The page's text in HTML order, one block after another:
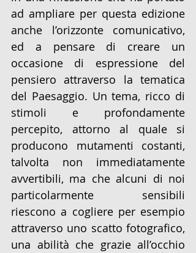
ad ampliare per questa edizione
anche l’orizzonte comunicativo,
ed a pensare di creare un
occasione di espressione del
pensiero attraverso la tematica
del Paesaggio. Un tema, ricco di
stimoli e profondamente
percepito, attorno al quale si
producono mutamenti costanti,
talvolta non immediatamente
avvertibili, ma che alcuni di noi
particolarmente sensibili
riescono a cogliere per esempio
attraverso uno scatto fotografico,
una abilità che grazie all’occhio